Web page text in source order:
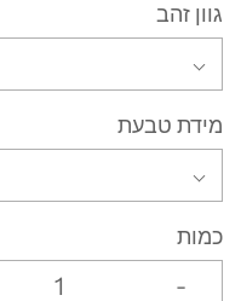
גוון זהב
מידת טבעת
כמות
-